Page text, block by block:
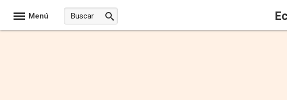
Menú